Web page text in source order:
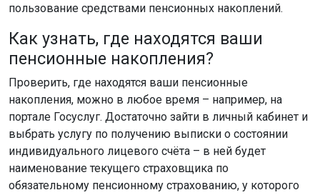
пользование средствами пенсионных накоплений.
Как узнать, где находятся ваши
пенсионные накопления?
Проверить, где находятся ваши пенсионные
накопления, можно в любое время – например, на
портале Госуслуг. Достаточно зайти в личный кабинет и
выбрать услугу по получению выписки о состоянии
индивидуального лицевого счёта – в ней будет
наименование текущего страховщика по
обязательному пенсионному страхованию, у которого